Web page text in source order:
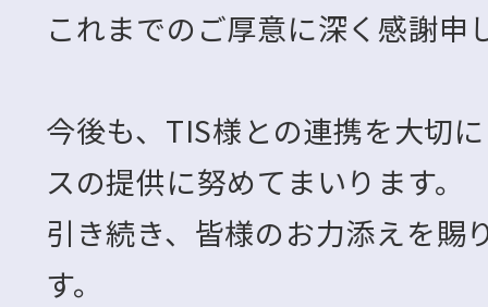
これまでのご厚意に深く感謝申
今後も、TIS様との連携を大切
スの提供に努めてまいります。
引き続き、皆様のお力添えを賜
す。